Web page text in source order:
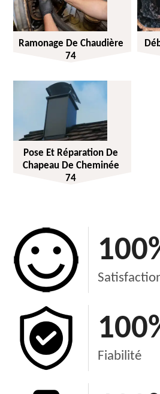
Ramonage De Chaudière
74
Pose Et Réparation De
Chapeau De Cheminée
74
100
100
Fiabilité